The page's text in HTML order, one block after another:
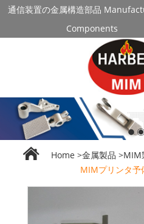
通信装置の金属構造部品
Components
Home >金属製品 >MIM
MIMプリンタ予